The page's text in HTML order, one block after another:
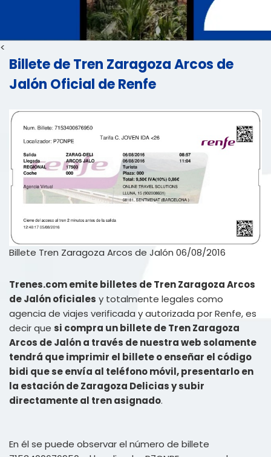
<
Billete de Tren Zaragoza Arcos de
Jalón Oficial de Renfe
Billete Tren Zaragoza Arcos de Jalón 06/08/2016
Trenes.com emite billetes de Tren Zaragoza Arcos
de Jalón oficiales y totalmente legales como
agencia de viajes verificada y autorizada por Renfe, es
decir que si compra un billete de Tren Zaragoza
Arcos de Jalón a través de nuestra web solamente
tendrá que imprimir el billete o enseñar el código
bidi que se envía al teléfono móvil, presentarlo en
la estación de Zaragoza Delicias y subir
directamente al tren asignado.
En él se puede observar el número de billete